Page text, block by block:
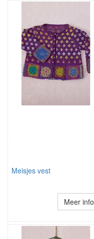
Meisjes vest
Meer info